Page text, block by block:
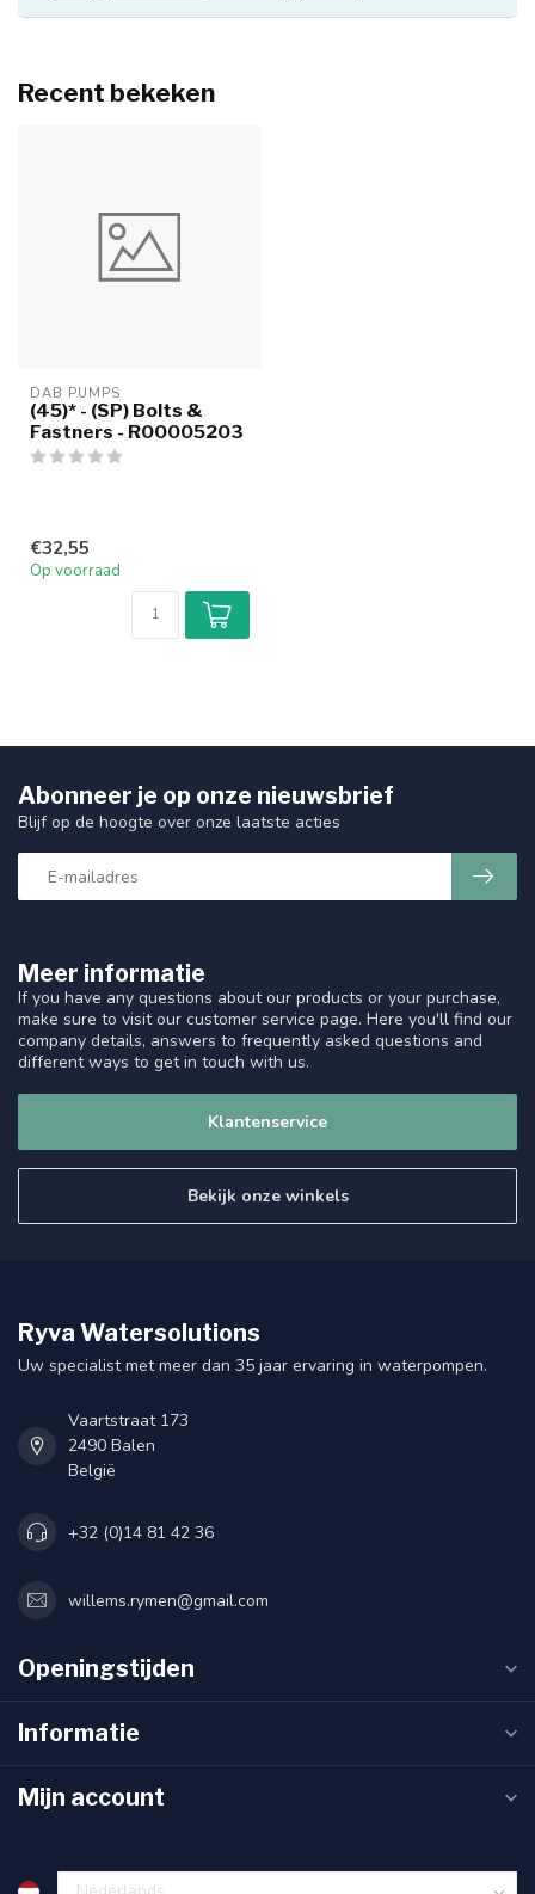
Recent bekeken
DAB PUMPS
(45)* - (SP) Bolts &
Fastners - R00005203
€32,55
Op voorraad
Meer informatie
If you have any questions about our products or your purchase,
make sure to visit our customer service page. Here you'll find our
company details, answers to frequently asked questions and
different ways to get in touch with us.
Klantenservice
Bekijk onze winkels
Abonneer je op onze nieuwsbrief
Blijf op de hoogte over onze laatste acties
Ryva Watersolutions
Uw specialist met meer dan 35 jaar ervaring in waterpompen.
Vaartstraat 173
2490 Balen
België
+32 (0)14 81 42 36
willems.rymen@gmail.com
Openingstijden
Informatie
Mijn account